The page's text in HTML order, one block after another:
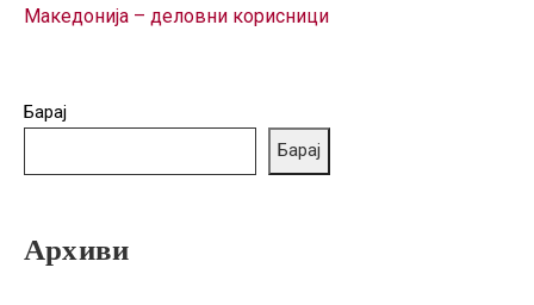
ГРИЖА
ЈАВНИ
Македонија – деловни корисници
Барај
Барај
Архиви